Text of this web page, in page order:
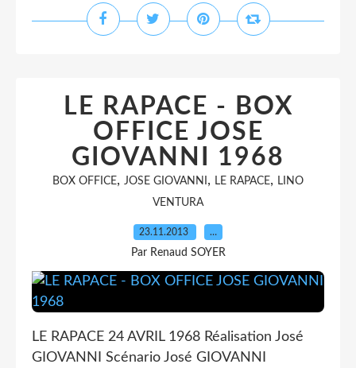
LE RAPACE - BOX
OFFICE JOSE
GIOVANNI 1968
BOX OFFICE, JOSE GIOVANNI , LE RAPACE, LINO
VENTURA
23.11.2013 …
Par Renaud SOYER
LE RAPACE 24 AVRIL 1968 Réalisation José
GIOVANNI Scénario José GIOVANNI